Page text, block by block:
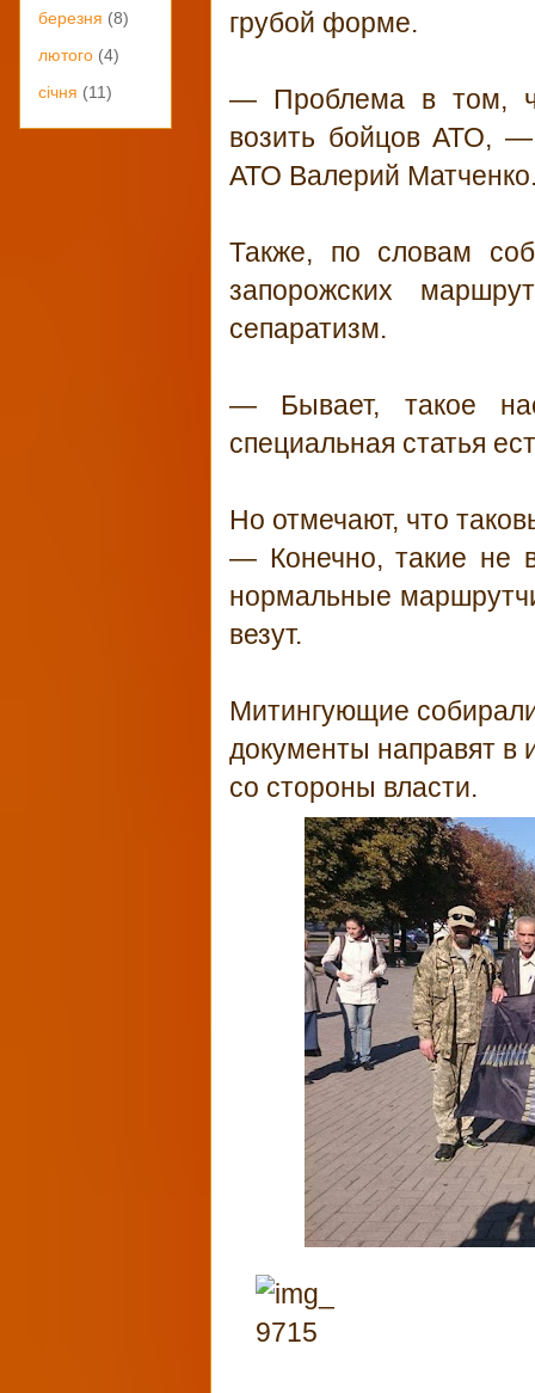
грубой форме.
— Проблема в том,
возить бойцов АТО, —
АТО Валерий
Также, по словам
запорожских
сепаратизм.
— Бывает, такое
специальная статья
Но отмечают, что
— Конечно, такие не
нормальные
везут.
Митингующие
документы направят в
со стороны власти.
березня (8)
лютого (4)
січня (11)